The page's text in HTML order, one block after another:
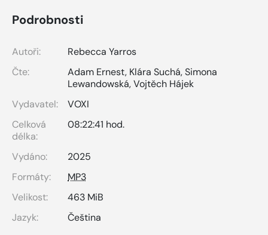
Podrobnosti
Autoři:
Rebecca Yarros
Čte:
Adam Ernest, Klára Suchá,Simona
Lewandowská,Vojtěch Hájek
Vydavatel:
VOXI
Celková
délka:
08:22:41 hod.
Vydáno:
2025
Formáty:
MP3
Velikost:
463 MiB
Jazyk:
Čeština